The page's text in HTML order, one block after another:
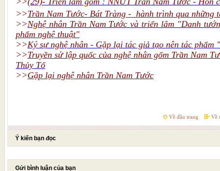
>>Trần Nam Tước- Bát Tràng - hành trình qua những
>>Nghệ nhân Trần Nam Tước và triển lãm "Danh
phẩm nghệ thuật"
>>Ký sự nghệ nhân - Gặp lại tác giả tạo nên tác phẩm
>>Truyền sử lập quốc của nghệ nhân gốm Trần Nam
Thủy Tổ
>>Gặp lại nghệ nhân Trần Nam Tước
Về đầu trang Về
Ý kiến bạn đọc
Gửi bình luận của bạn